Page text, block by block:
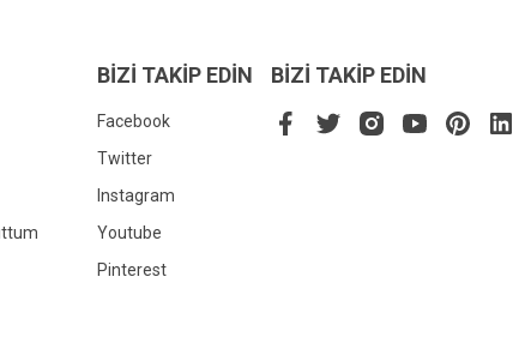
BİZİ TAKİP EDİN
Facebook
Twitter
Instagram
Youtube
Pinterest
BİZİ TAKİP EDİN